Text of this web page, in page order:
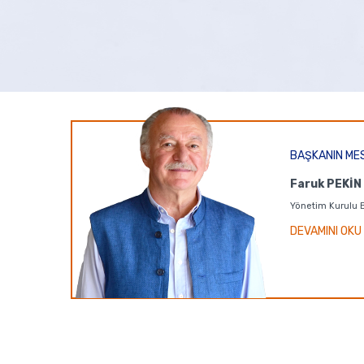
BAŞKANIN
Faruk PEKİN
Yönetim Kurulu
DEVAMINI OKU
20
Mayıs
2024
Mütevelli Heyeti
uyarınca Vakfımız
aşağıdaki gündemle 28